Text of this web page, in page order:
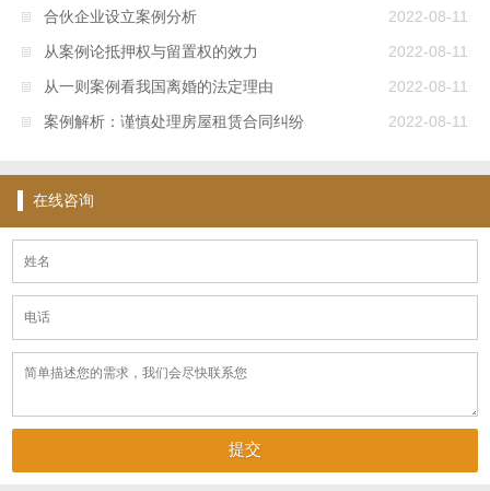
2022-08-11
合伙企业设立案例分析
2022-08-11
从案例论抵押权与留置权的效力
2022-08-11
从一则案例看我国离婚的法定理由
2022-08-11
案例解析：谨慎处理房屋租赁合同纠纷
在线咨询